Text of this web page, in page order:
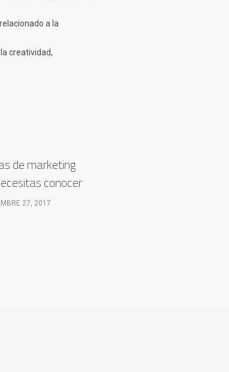
a la
creatividad,
de marketing
conocer
27, 2017